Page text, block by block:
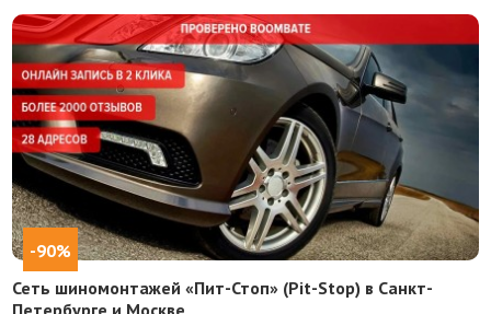
-90%
Сеть шиномонтажей «Пит-Стоп» (Pit-Stop) в Санкт-